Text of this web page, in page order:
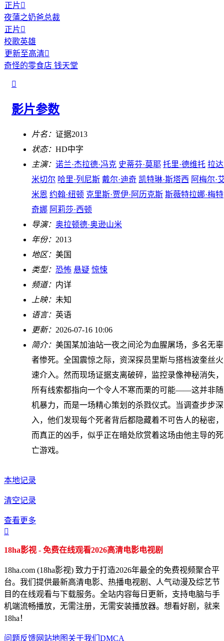
正片
夜蒲之奶爸总裁
正片
校歌英雄
更新至高清
奇怪的零食店 钱天堂

影片参数
片名： 证据2013
状态： HD中字
主演： 诺兰·杰拉德·冯克 史蒂芬·莫耶 托里·德维托 拉达
米切尔 哈里·列尼斯 戴尔·迪奇 凯特琳·斯塔西 阿梅尔·
米恩 约翰·纽顿 克里斯·贾伊·阿历克斯 斯薇特拉娜·梅特
奇娜 阿莉莎·西顿
导演： 奥拉顿德·奥逊山米
年份： 2013
地区： 美国
类型： 恐怖 悬疑 惊悚
频道： 内详
上映： 未知
语言： 英语
更新： 2026-07-16 10:06
简介： 美国某加油站一夜之间沦为血腥屠场，多名无辜
者惨死。全国震惊之际，资深探员里斯与搭档波奎丝火
速介入。然而现场证据支离破碎，监控录像神秘消失，
所有线索都指向一个令人不寒而栗的可能——这并非随
机暴力，而是一场精心策划的杀戮仪式。当调查步步深
入，他们发现每个死者背后都隐藏着不可告人的秘密，
而真正的凶手，似乎正在暗处欣赏着这场由他主导的死
亡游戏。
本地记录
清空记录
查看更多

18ha影视 - 免费在线观看2026高清电影电视剧
18ha.com (18ha影视) 致力于打造2026年最全的免费视频聚合平
台。我们提供最新高清电影、热播电视剧、人气动漫及综艺节
目的在线观看与下载服务。全站内容每日更新，支持电脑与手
机端流畅播放，无需注册，无需安装播放器。想看好剧，就来
18ha！
问题反馈网站地图 关于我们 DMCA